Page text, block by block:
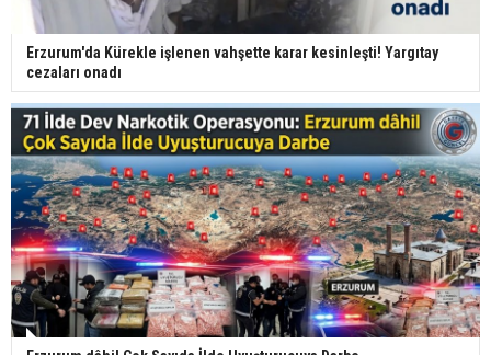
Erzurum'da Kürekle işlenen vahşette karar kesinleşti! Yargıtay
cezaları onadı